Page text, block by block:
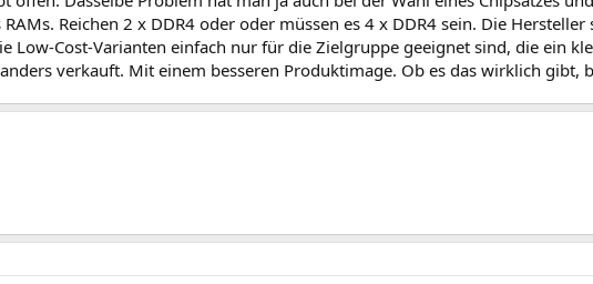
Reichen 2 x DDR4 oder oder müssen es 4 x DDR4 sein. Die
Low-Cost-Varianten einfach nur für die Zielgruppe geeignet sind, die ein
verkauft. Mit einem besseren Produktimage. Ob es das wirklich gibt,